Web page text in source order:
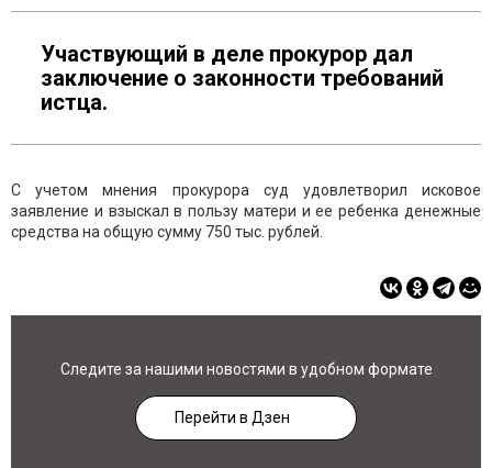
Участвующий в деле прокурор дал
заключение о законности требований
истца.
С учетом мнения прокурора суд удовлетворил исковое
заявление и взыскал в пользу матери и ее ребенка денежные
средства на общую сумму 750 тыс. рублей.
Следите за нашими новостями в удобном формате
Перейти в Дзен